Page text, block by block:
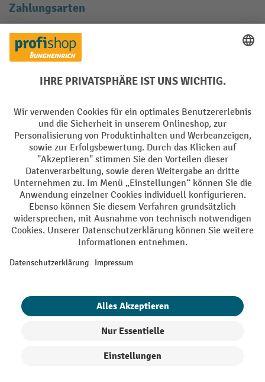
Zahlungsarten
Creditcard (Master)
Facebook
YouTube
LinkedIn
Instagram
AGB Impressum Datenschutz
Barrierefreiheit Privacy Settings
Alle Preise exkl. gesetzl. Mehrwertsteuer zzgl.Versandkosten und ggf.
Nachnahmegebühren, wenn nicht anders angegeben.
¹ Der Rabatt gilt so lange der Vorrat reicht. Der Rabatt gilt nicht auf
Erstregistrierung für den Newsletter gewährt. Der Gutschein ist 10
Tage gültig und kann ab einem Netto-Bestellwert von 250,- € online
eingelöst werden. Die Höhe des Rabatts variiert je nach
Arbeitsschutz | 5% auf Werkstatt, Betrieb, Transport, Stapeln und